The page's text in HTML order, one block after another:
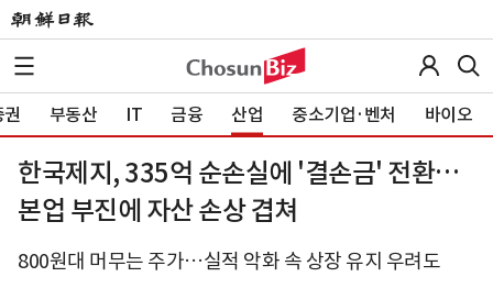
부동산 IT 금융 산업 중소기업·벤처 바이오
한국제지, 335억 순손실에 '결손금' 전환…
본업 부진에 자산 손상 겹쳐
800원대 머무는 주가…실적 악화 속 상장 유지 우려도